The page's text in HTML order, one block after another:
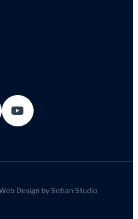
YouTube
Design bySetian Studio